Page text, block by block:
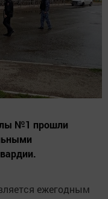
№1 прошли
ежегодным